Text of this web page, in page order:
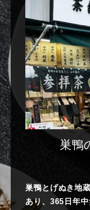
巣鴨
巣鴨とげぬき地
あり、365日年中